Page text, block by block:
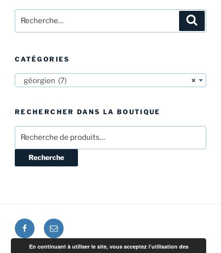
pour
CATÉGORIES
×
géorgien (7)
RECHERCHER DANS LA BOUTIQUE
pour :
Recherche
Facebook
E-
mail
En continuant à utiliser le site, vous acceptez l’utilisation des